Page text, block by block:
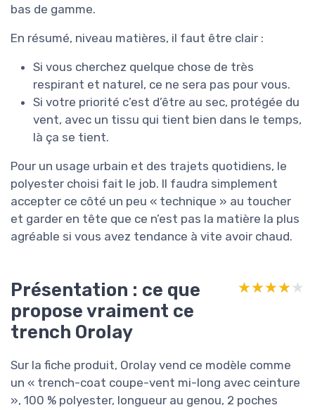
bas de gamme.
En résumé, niveau matières, il faut être clair :
Si vous cherchez quelque chose de très
respirant et naturel, ce ne sera pas pour vous.
Si votre priorité c’est d’être au sec, protégée du
vent, avec un tissu qui tient bien dans le temps,
là ça se tient.
Pour un usage urbain et des trajets quotidiens, le
polyester choisi fait le job. Il faudra simplement
accepter ce côté un peu « technique » au toucher
et garder en tête que ce n’est pas la matière la plus
agréable si vous avez tendance à vite avoir chaud.
Présentation : ce que
propose vraiment ce
trench Orolay
★★★★★
★★★★★
Sur la fiche produit, Orolay vend ce modèle comme
un « trench-coat coupe-vent mi-long avec ceinture
», 100 % polyester, longueur au genou, 2 poches